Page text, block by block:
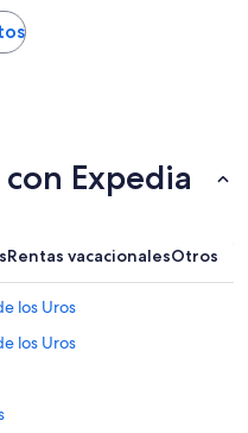
Expedia
Rentas vacacionalesOtros
los Uros
los Uros